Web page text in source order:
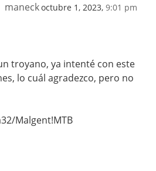
maneckoctubre 1, 2023, 9:01 pm
troyano, ya intenté con este
lo cuál agradezco, pero no
Malgent!MTB